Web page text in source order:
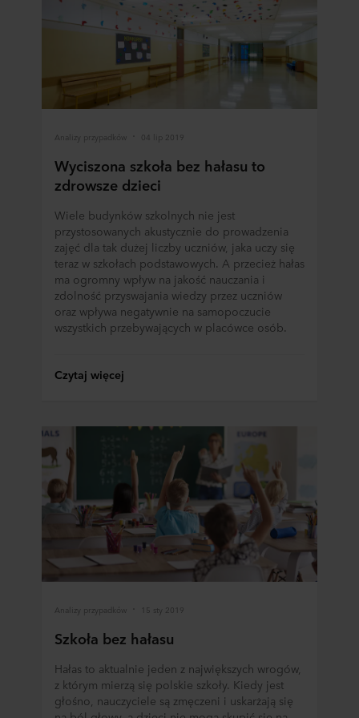
może nie być taki sam jak w UE/EOG.
Poniżej można znaleźć więcej informacji na temat celów
gromadzenia informacji, ogólne opisy gromadzonych
informacji, kto ustanawia poszczególne pliki cookie, linki
do polityki prywatności naszych potencjalnych partnerów
oraz czas przechowywania każdego pliku cookie na
pliki cookie, a tym samym przetwarzać informacje o
Tobie za pośrednictwem plików cookie.
W dowolnej chwili możesz wycofać swoją zgodę w
deklaracji dotyczącej plików cookie w naszej witrynie.
Więcej informacji na temat korzystania przez nas z
plików cookie można znaleźć w rozdziale „Informacje”,
zaś na temat przetwarzania przez nas danych
osobowych w
Polityce prywatności
, gdzie określono
między innymi, która konkretnie spółka ROCKWOOL jest
Analizy przypadków 04 lip 2019
Wyciszona szkoła bez hałasu to
zdrowsze dzieci
Wiele budynków szkolnych nie jest
przystosowanych akustycznie do prowadzenia
zajęć dla tak dużej liczby uczniów, jaka uczy się
teraz w szkołach podstawowych. A przecież hałas
ma ogromny wpływ na jakość nauczania i
zdolność przyswajania wiedzy przez uczniów
oraz wpływa negatywnie na samopoczucie
wszystkich przebywających w placówce osób.
Czytaj więcej
Analizy przypadków 15 sty 2019
Szkoła bez hałasu
Hałas to aktualnie jeden z największych wrogów,
z którym mierzą się polskie szkoły. Kiedy jest
głośno, nauczyciele są zmęczeni i uskarżają się